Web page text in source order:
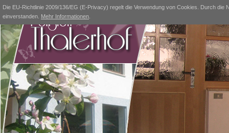
Die EU-Richtlinie 2009/136/EG (E-Privacy) regelt die Verwendung von Cookies. Durch
einverstanden. Mehr Informationen